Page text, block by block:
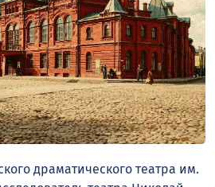
драматического театра им.